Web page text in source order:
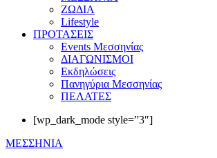
ΖΩΔΙΑ
Lifestyle
ΠΡΟΤΑΣΕΙΣ
Events Μεσσηνίας
ΔΙΑΓΩΝΙΣΜΟΙ
Εκδηλώσεις
Πανηγύρια Μεσσηνίας
ΠΕΛΑΤΕΣ
[wp_dark_mode style=”3″]
ΜΕΣΣΗΝΙΑ